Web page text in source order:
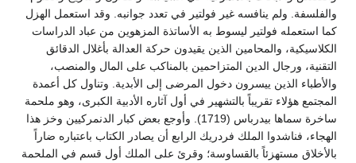
والفلسفة. ولم ينافسه غير فولتير في تعدد جوانبه. وقد استعمل الهزل
كما استعمله فولتير ليسوط به الأساتذة المزهوين من عباد الدراسات
الكلاسيكية، والمحامين الذين يقيدون حركة العدالة بأغلال الدقائق
التقنية، ورجال الدين المتزاحمين بالمناكب على المال والمنصب،
والأطباء الذين ييسرون دخول المرضى إلى الأبدية. وتناول كل أعمدة
المجتمع هؤلاء تقريباً بالتشهير في أول آثاره الأدبية الكبرى، وهو ملحمة
ساخرة سماها بيدرباس (1719). وأوجع بعض كبار الدنمركيين وخز هذا
الهجاء، فناشدوا الملك فردريك الرابع أن يصادر الكتاب باعتباره ضاراً
بالأخلاق مستهزئاً بالقساوسة؛ وقرئ على الملك أول قسم في الملحمة